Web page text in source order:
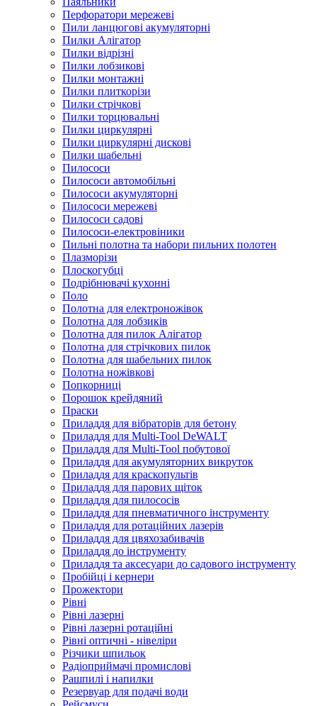
Перфоратори мережеві
Пили ланцюгові акумуляторні
Пилки Алігатор
Пилки відрізні
Пилки лобзикові
Пилки монтажні
Пилки плиткорізи
Пилки стрічкові
Пилки торцювальні
Пилки циркулярні
Пилки циркулярні дискові
Пилки шабельні
Пилососи
Пилососи автомобільні
Пилососи акумуляторні
Пилососи мережеві
Пилососи садові
Пилососи-електровіники
Пильні полотна та набори пильних полотен
Плазморізи
Плоскогубці
Подрібнювачі кухонні
Поло
Полотна для електроножівок
Полотна для лобзиків
Полотна для пилок Алігатор
Полотна для стрічкових пилок
Полотна для шабельних пилок
Полотна ножівкові
Попкорниці
Порошок крейдяний
Праски
Приладдя для вібраторів для бетону
Приладдя для Multi-Tool DeWALT
Приладдя для Multi-Tool побутової
Приладдя для акумуляторних викруток
Приладдя для краскопультів
Приладдя для парових щіток
Приладдя для пилососів
Приладдя для пневматичного інструменту
Приладдя для ротаційних лазерів
Приладдя для цвяхозабивачів
Приладдя до інструменту
Приладдя та аксесуари до садового інструменту
Пробійці і кернери
Прожектори
Рівні
Рівні лазерні
Рівні лазерні ротаційні
Рівні оптичні - нівеліри
Різчики шпильок
Радіоприймачі промислові
Рашпилі і напилки
Резервуар для подачі води